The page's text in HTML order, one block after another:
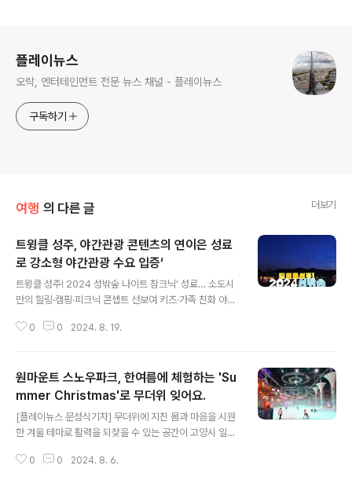
플레이뉴스
오락, 엔터테인먼트 전문 뉴스 채널 - 플레이뉴스
구독하기
여행 의 다른 글 더보기
트윙클 성주, 야간관광 콘텐츠의 연이은 성료
로 강소형 야간관광 수요 입증‘
트윙클 성주! 2024 성밖숲 나이트 참크닉’ 성료… 소도시
만의 힐링·캠핑·피크닉 콘셉트 선보여 키즈·가족 친화 야간
로 지역 소멸 대응 기대 [플레이뉴스 문성식기자] 2024년
주! 2024 성밖숲 나이트 참크닉’(이하 ‘나이트 참크닉’)을
큰 호응 속에 마무리했다고 밝혔다.트윙클 성주!의 대표 콘
텐츠인 ‘나이트 참크닉’은 행사 전부터 성주군 야간관광 전
용 홍보 채널(인스타그램 @twinkle_seongju)을 통해
족들의 행사에 대한 기대감과 수요가 돋보였다.‘나이트 참
0 0 2024. 8. 19.
원마운트 스노우파크, 한여름에 체험하는 'Su
mmer Christmas'로 무더위 잊어요.
[플레이뉴스 문성식기자] 무더위에 지친 몸과 마음을 시원
한 겨울 테마로 활력을 되찾을 수 있는 공간이 고양시 일산
노우파크'는 한여름에도 크리스마스의 매력을 만끽할 수
0 0 2024. 8. 6.